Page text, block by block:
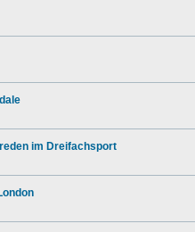
im Dreifachsport